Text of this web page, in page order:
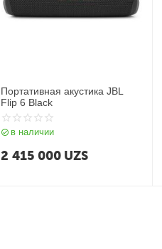
Портативная акустика JBL
Flip 6 Black
в наличии
2 415 000 UZS